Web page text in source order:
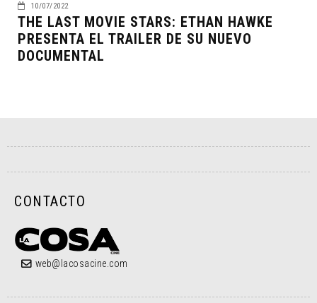
10/07/2022
THE LAST MOVIE STARS: ETHAN HAWKE
PRESENTA EL TRAILER DE SU NUEVO
DOCUMENTAL
CONTACTO
web@lacosacine.com